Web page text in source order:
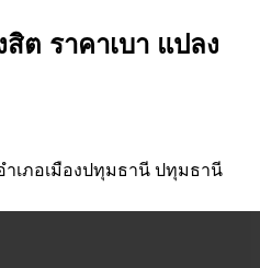
ต ราคาเบา แปลง
ำเภอเมืองปทุมธานี ปทุมธานี